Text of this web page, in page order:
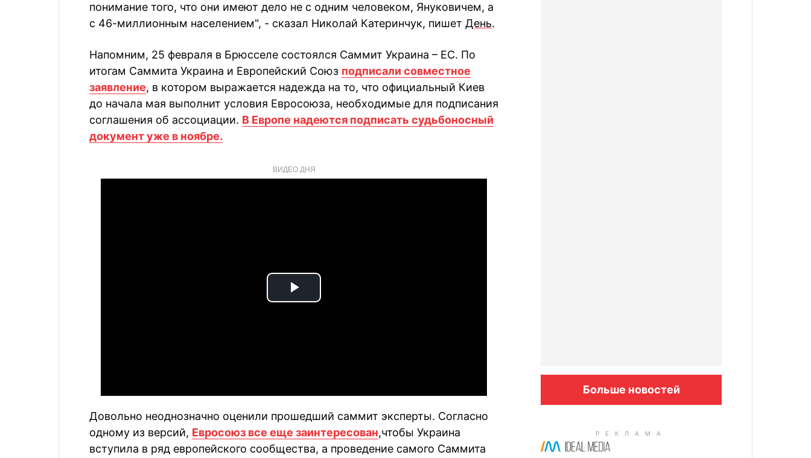
понимание того, что они имеют дело не с одним человеком, Януковичем, а
с 46-миллионным населением", - сказал Николай Катеринчук, пишет День.
Напомним, 25 февраля в Брюсселе состоялся Саммит Украина – ЕС. По
итогам Саммита Украина и Европейский Союз подписали совместное
заявление, в котором выражается надежда на то, что официальный Киев
до начала мая выполнит условия Евросоюза, необходимые для подписания
соглашения об ассоциации. В Европе надеются подписать судьбоносный
документ уже в ноябре.
ВИДЕО ДНЯ
Play
Довольно неоднозначно оценили прошедший саммит эксперты. Согласно
одному из версий, Евросоюз все еще заинтересован,чтобы Украина
вступила в ряд европейского сообщества, а проведение самого Саммита
Больше новостей